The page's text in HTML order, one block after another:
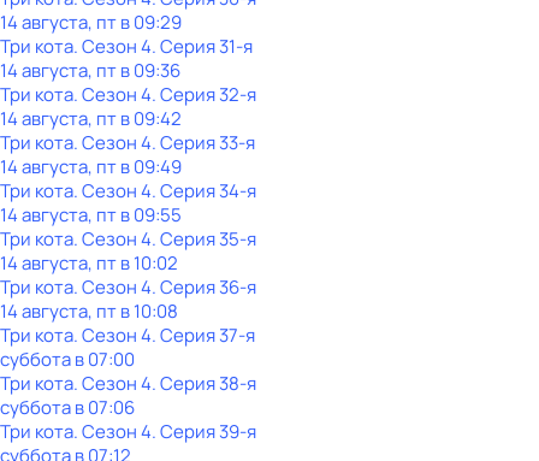
14 августа, пт в 09:29
Три кота. Сезон 4. Серия 31-я
14 августа, пт в 09:36
Три кота. Сезон 4. Серия 32-я
14 августа, пт в 09:42
Три кота. Сезон 4. Серия 33-я
14 августа, пт в 09:49
Три кота. Сезон 4. Серия 34-я
14 августа, пт в 09:55
Три кота. Сезон 4. Серия 35-я
14 августа, пт в 10:02
Три кота. Сезон 4. Серия 36-я
14 августа, пт в 10:08
Три кота. Сезон 4. Серия 37-я
субботав07:00
Три кота. Сезон 4. Серия 38-я
субботав07:06
Три кота. Сезон 4. Серия 39-я
субботав07:12